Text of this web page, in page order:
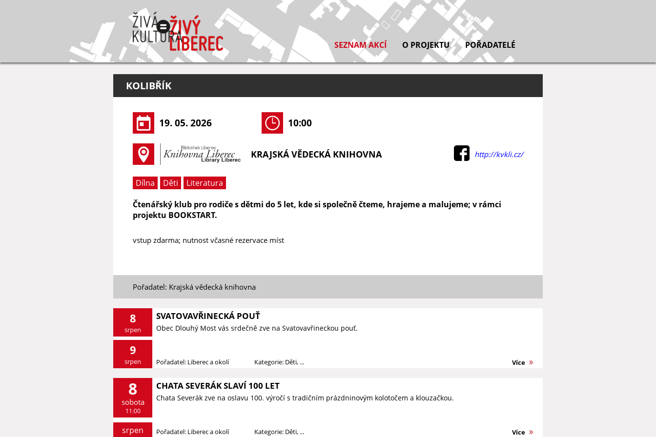
SEZNAM AKCÍ O PROJEKTU POŘADATELÉ
KOLIBŘÍK
19. 05. 2026 10:00
KRAJSKÁ VĚDECKÁ KNIHOVNA http://kvkli.cz/
Dílna Děti
Literatura
Čtenářský klub pro rodiče s dětmi do 5 let, kde si společně čteme, hrajeme a malujeme; v rámci
projektu BOOKSTART.
vstup zdarma; nutnost včasné rezervace míst
Pořadatel: Krajská vědecká knihovna
8
srpen
9
srpen
SVATOVAVŘINECKÁ POUŤ
Obec Dlouhý Most vás srdečně zve na Svatovavřineckou pouť.
Pořadatel: Liberec a okolí Kategorie: Děti, ... Více
8
sobota
11:00
srpen
CHATA SEVERÁK SLAVÍ 100 LET
Chata Severák zve na oslavu 100. výročí s tradičním prázdninovým kolotočem a klouzačkou.
Pořadatel: Liberec a okolí Kategorie: Děti, ... Více